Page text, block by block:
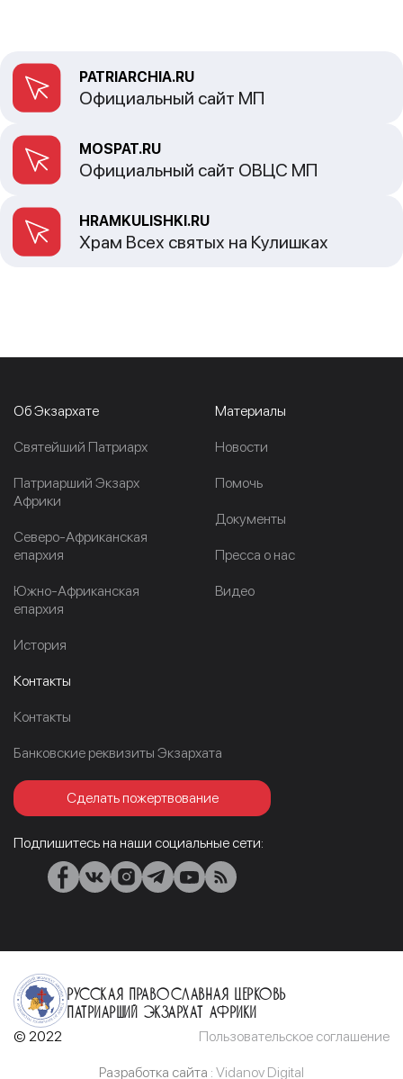
PATRIARCHIA.RU
Официальный сайт МП
MOSPAT.RU
Официальный сайт ОВЦС МП
HRAMKULISHKI.RU
Храм Всех святых на Кулишках
Об Экзархате
Cвятейший Патриарх
Патриарший Экзарх
Африки
Северо-Африканская
епархия
Южно-Африканская
епархия
История
Материалы
Новости
Помочь
Документы
Пресса о нас
Видео
Контакты
Контакты
Банковские реквизиты Экзархата
Сделать пожертвование
Подпишитесь на наши социальные сети:
Русская Православная Церковь
Патриарший Экзархат Африки
© 2022 Пользовательское соглашение
Разработка сайта : Vidanov Digital